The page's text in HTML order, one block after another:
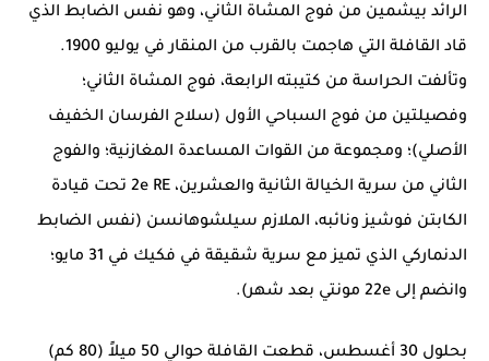
الرائد بيشمين من فوج المشاة الثاني، وهو نفس الضابط الذي
قاد القافلة التي هاجمت بالقرب من المنقار
في يوليو 1900.
وتألفت الحراسة من كتيبته الرابعة، فوج المشاة الثاني؛
وفصيلتين من فوج السباحي الأول (سلاح الفرسان الخفيف
الأصلي)؛ ومجموعة من القوات المساعدة المغازنية؛ والفوج
الثاني من
سرية الخيالة الثانية والعشرين، 2e RE تحت قيادة
الكابتن فوشيزونائبه، الملازم سيلشوهانسن (نفس الضابط
الدنماركي الذي تميز مع سرية شقيقة في فكيك
في 31 مايو؛
وانضم إلى 22e مونتي بعد شهر).
بحلول 30 أغسطس، قطعت القافلة حوالي 50 ميلاً (80 كم)